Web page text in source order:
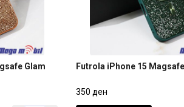
Glam
Glam
Futrola iPhone 15 Magsafe
Futrola iPhone 15
350 ден